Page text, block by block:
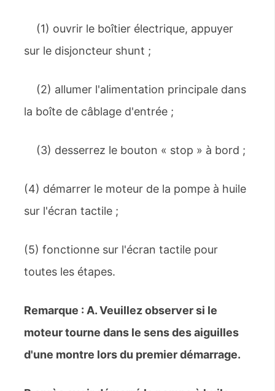
(1) ouvrir le boîtier électrique, appuyer
sur le disjoncteur shunt ;
(2) allumer l'alimentation principale dans
la boîte de câblage d'entrée ;
(3) desserrez le bouton « stop » à bord ;
(4) démarrer le moteur de la pompe à huile
sur l'écran tactile ;
(5) fonctionne sur l'écran tactile pour
toutes les étapes.
Remarque : A. Veuillez observer si le
moteur tourne dans le sens des aiguilles
d'une montre lors du premier démarrage.